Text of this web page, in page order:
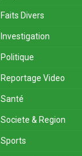
Faits Divers
Investigation
Politique
Reportage Video
Santé
Societe & Region
Sports